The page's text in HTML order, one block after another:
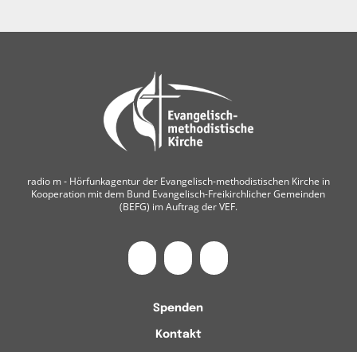
radio m ‐ Hörfunkagentur der Evangelisch-methodistischen Kirche in
Kooperation mit dem Bund Evangelisch-Freikirchlicher Gemeinden
(BEFG) im Auftrag der VEF.
Spenden
Kontakt